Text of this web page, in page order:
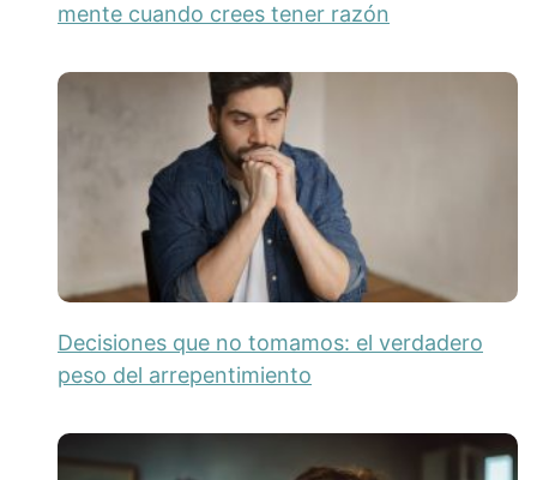
mente cuando crees tener razón
Decisiones que no tomamos: el verdadero
peso del arrepentimiento